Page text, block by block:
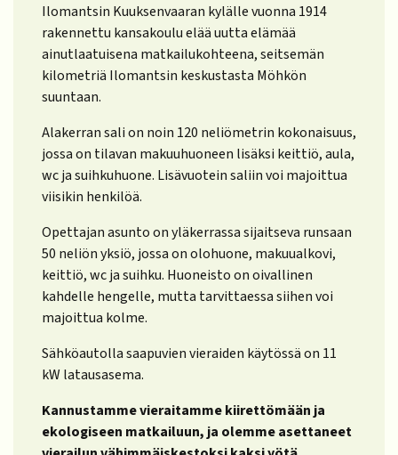
Ilomantsin Kuuksenvaaran kylälle vuonna 1914
rakennettu kansakoulu elää uutta elämää
ainutlaatuisena matkailukohteena, seitsemän
kilometriä Ilomantsin keskustasta Möhkön
suuntaan.
Alakerran sali on noin 120 neliömetrin kokonaisuus,
jossa on tilavan makuuhuoneen lisäksi keittiö, aula,
wc ja suihkuhuone. Lisävuotein saliin voi majoittua
viisikin henkilöä.
Opettajan asunto on yläkerrassa sijaitseva runsaan
50 neliön yksiö, jossa on olohuone, makuualkovi,
keittiö, wc ja suihku. Huoneisto on oivallinen
kahdelle hengelle, mutta tarvittaessa siihen voi
majoittua kolme.
Sähköautolla saapuvien vieraiden käytössä on 11
kW latausasema.
Kannustamme vieraitamme kiirettömään ja
ekologiseen matkailuun, ja olemme asettaneet